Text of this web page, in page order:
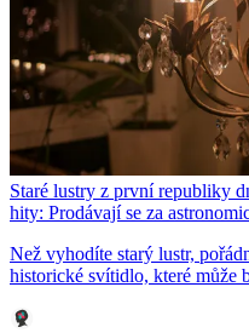
Staré lustry z první republiky
hity: Prodávají se za
Než vyhodíte starý lustr,
historické svítidlo, které může